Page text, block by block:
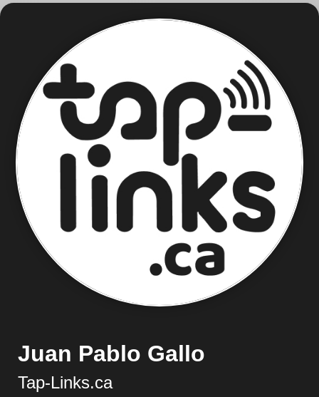
Juan Pablo Gallo
Tap-Links.ca